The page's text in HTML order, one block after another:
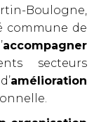
Boulogne,
commune de
accompagner
secteurs
amélioration